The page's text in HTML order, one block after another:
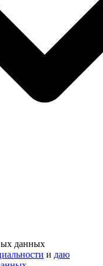
данных
и даю